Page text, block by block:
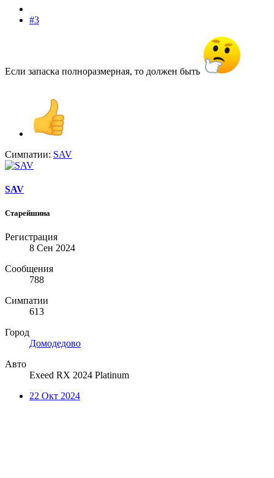
#3
Если запаска полноразмерная, то должен быть
Симпатии: SAV
SAV
Старейшина
Регистрация
8 Сен 2024
Сообщения
788
Симпатии
613
Город
Домодедово
Авто
Exeed RX 2024 Platinum
22 Окт 2024